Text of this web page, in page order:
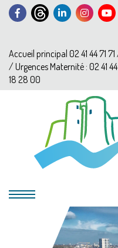
Accueil principal 02 41 44 71
/ Urgences Maternité : 02 41
18 28 00